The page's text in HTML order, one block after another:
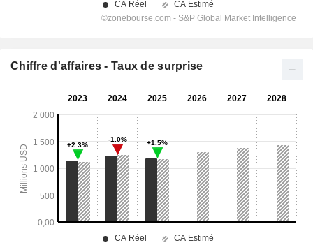
Chiffre d'affaires - Taux de surprise